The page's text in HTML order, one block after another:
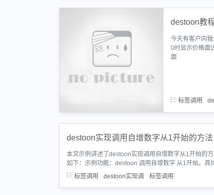
destoon教
今天有客户向
0时显示价格面
面
标签调用
destoon实现调用自增数字从1开始的方法
本文示例讲述了destoon实现调用自增数字从1开始的
如下：示例功能：destoon 调用自增数字 从1开始。具
标签调用
destoon实现调 标签调用